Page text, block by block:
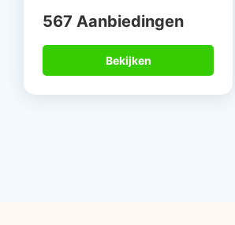
567 Aanbiedingen
Bekijken